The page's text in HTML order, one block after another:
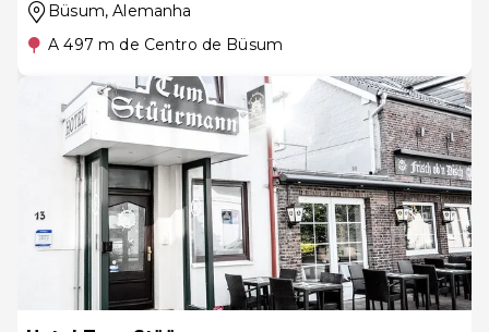
Büsum, Alemanha
A 497 m de Centro de Büsum